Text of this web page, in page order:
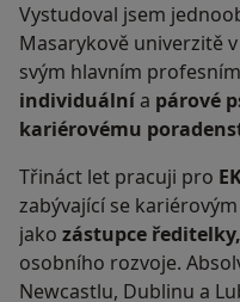
Vystudoval jsem
Masarykově univerzitě
svým hlavním
individuálnía párové
kariérovému
Třináct let pracuji pro
zabývající se
jako zástupce
osobního rozvoje.
Newcastlu, Dublinu a